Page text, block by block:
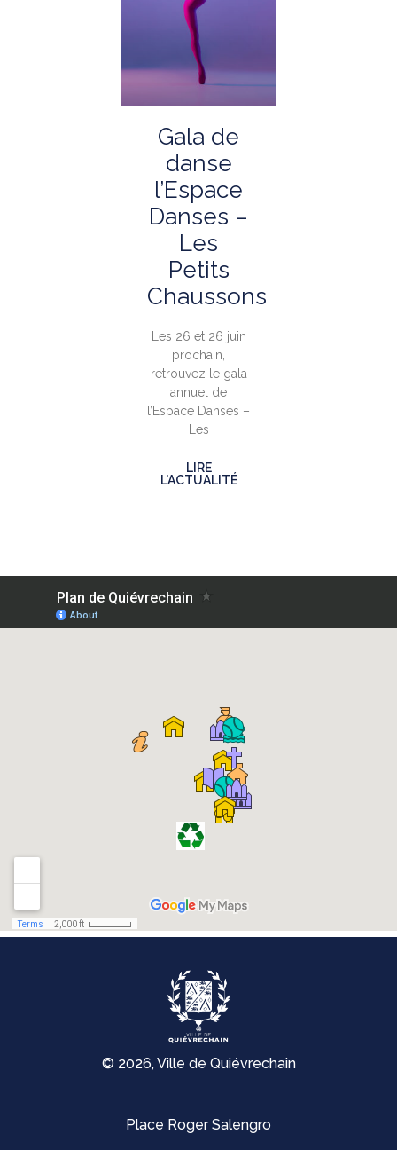
Gala de
danse
l’Espace
Danses –
Les
Petits
Chaussons
Les 26 et 26 juin
prochain,
retrouvez le gala
annuel de
l’Espace Danses –
Les
LIRE
L'ACTUALITÉ
© 2026, Ville de Quiévrechain
Place Roger Salengro